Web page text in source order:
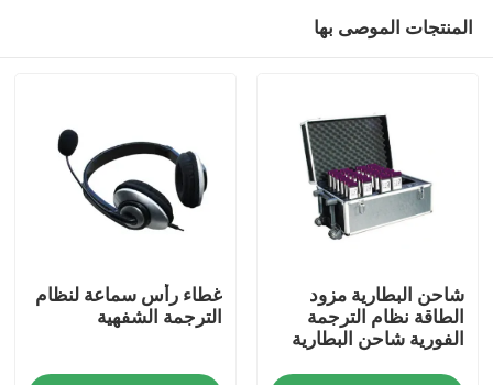
بيت
المنتجات الموصى بها
شاحن البطارية مزود
الطاقة نظام الترجمة
الفورية شاحن البطارية
غطاء رأس سماعة لنظام
الترجمة الشفهية